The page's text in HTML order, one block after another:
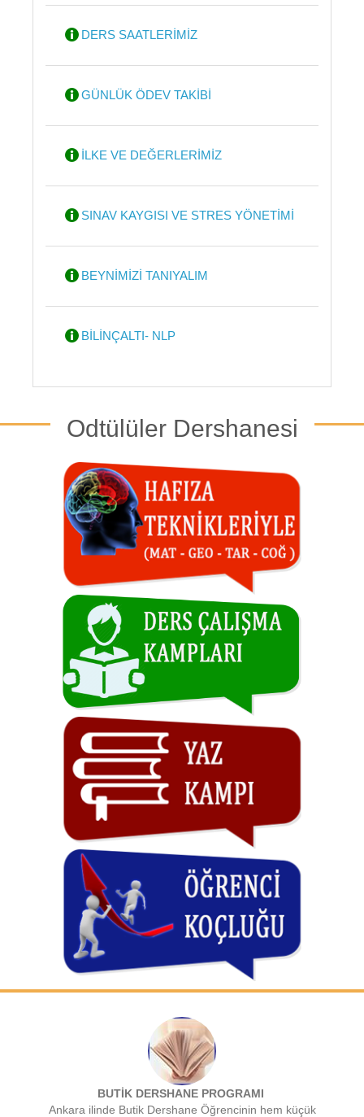
DERS SAATLERİMİZ
GÜNLÜK ÖDEV TAKİBİ
İLKE VE DEĞERLERİMİZ
SINAV KAYGISI VE STRES YÖNETİMİ
BEYNİMİZİ TANIYALIM
BİLİNÇALTI- NLP
Odtülüler Dershanesi
BUTİK DERSHANE PROGRAMI
Ankara ilinde Butik Dershane Öğrencinin hem küçük